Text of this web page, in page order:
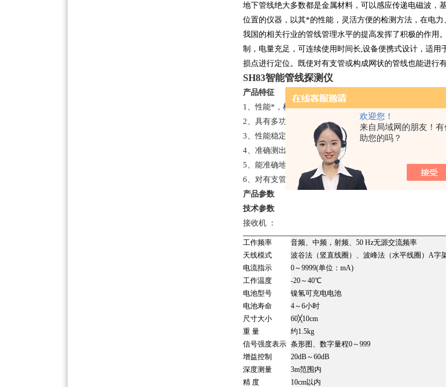
欢迎您！
来自局域网的朋友！
助您的吗？
地下管线绝大多数都是金属材料，可以感应传递电磁波，
位置的仪器，以其*的性能，灵活方便的检测方法，在电
我国的相关行业的管线管理水平的提高发挥了积极的作用
制，电量充足，可连续使用时间长,设备便携式设计，适
损点进行定位。既使对有支管或构成网状的管线也能进行
SH83智能管线探测仪
产品特征
1、性能*，检测方便
2、具有多功能测量测量*，操作简便
3、性能稳定，全数字控制，电量充足，可连续使用时间
4、准确测出埋地管道的位置
5、能准确地对破损点进行定位
6、对有支管或构成网状的管线也能进行有效的检测
产品参数
技术参数
接收机 ：
工作频率
音频、中频，射频、50 Hz无源交流频率
天线模式
波谷法（竖直线圈）、波峰法（水平线圈）A字
电流指示
0～9999(单位：mA)
工作温度
-20～40℃
电池型号
镍氢可充电电池
电池寿命
4～6小时
尺寸大小
60╳10cm
重 量
约1.5kg
信号强度表示 条形图、数字量程0～999
增益控制
20dB～60dB
深度测量
3m范围内
精 度
10cm以内